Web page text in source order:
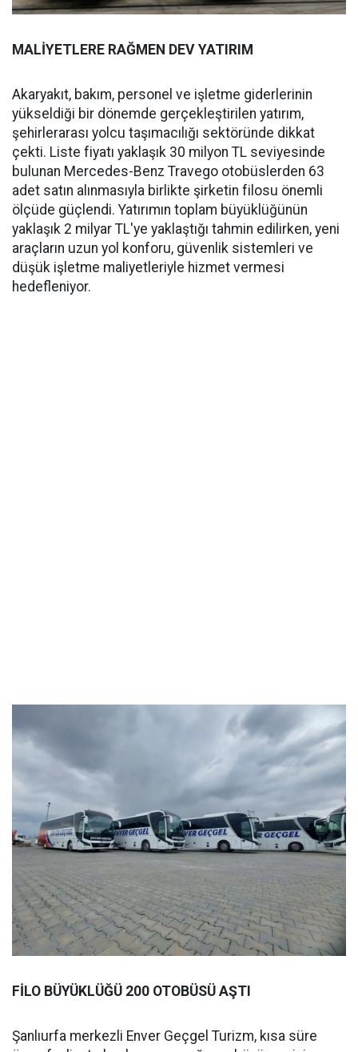
MALİYETLERE RAĞMEN DEV YATIRIM
Akaryakıt, bakım, personel ve işletme giderlerinin
yükseldiği bir dönemde gerçekleştirilen yatırım,
şehirlerarası yolcu taşımacılığı sektöründe dikkat
çekti. Liste fiyatı yaklaşık 30 milyon TL seviyesinde
bulunan Mercedes-Benz Travego otobüslerden 63
adet satın alınmasıyla birlikte şirketin filosu önemli
ölçüde güçlendi. Yatırımın toplam büyüklüğünün
yaklaşık 2 milyar TL'ye yaklaştığı tahmin edilirken, yeni
araçların uzun yol konforu, güvenlik sistemleri ve
düşük işletme maliyetleriyle hizmet vermesi
hedefleniyor.
FİLO BÜYÜKLÜĞÜ 200 OTOBÜSÜ AŞTI
Şanlıurfa merkezli Enver Geçgel Turizm, kısa süre